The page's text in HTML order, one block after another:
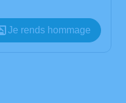
Je rends hommage